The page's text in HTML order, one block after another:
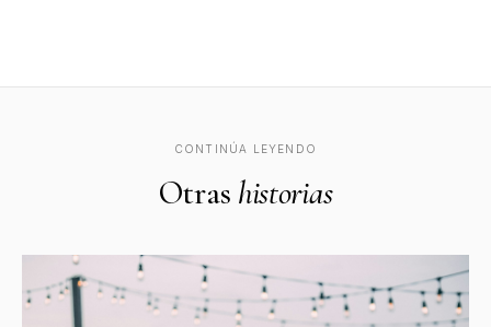
CONTINÚA LEYENDO
Otras historias